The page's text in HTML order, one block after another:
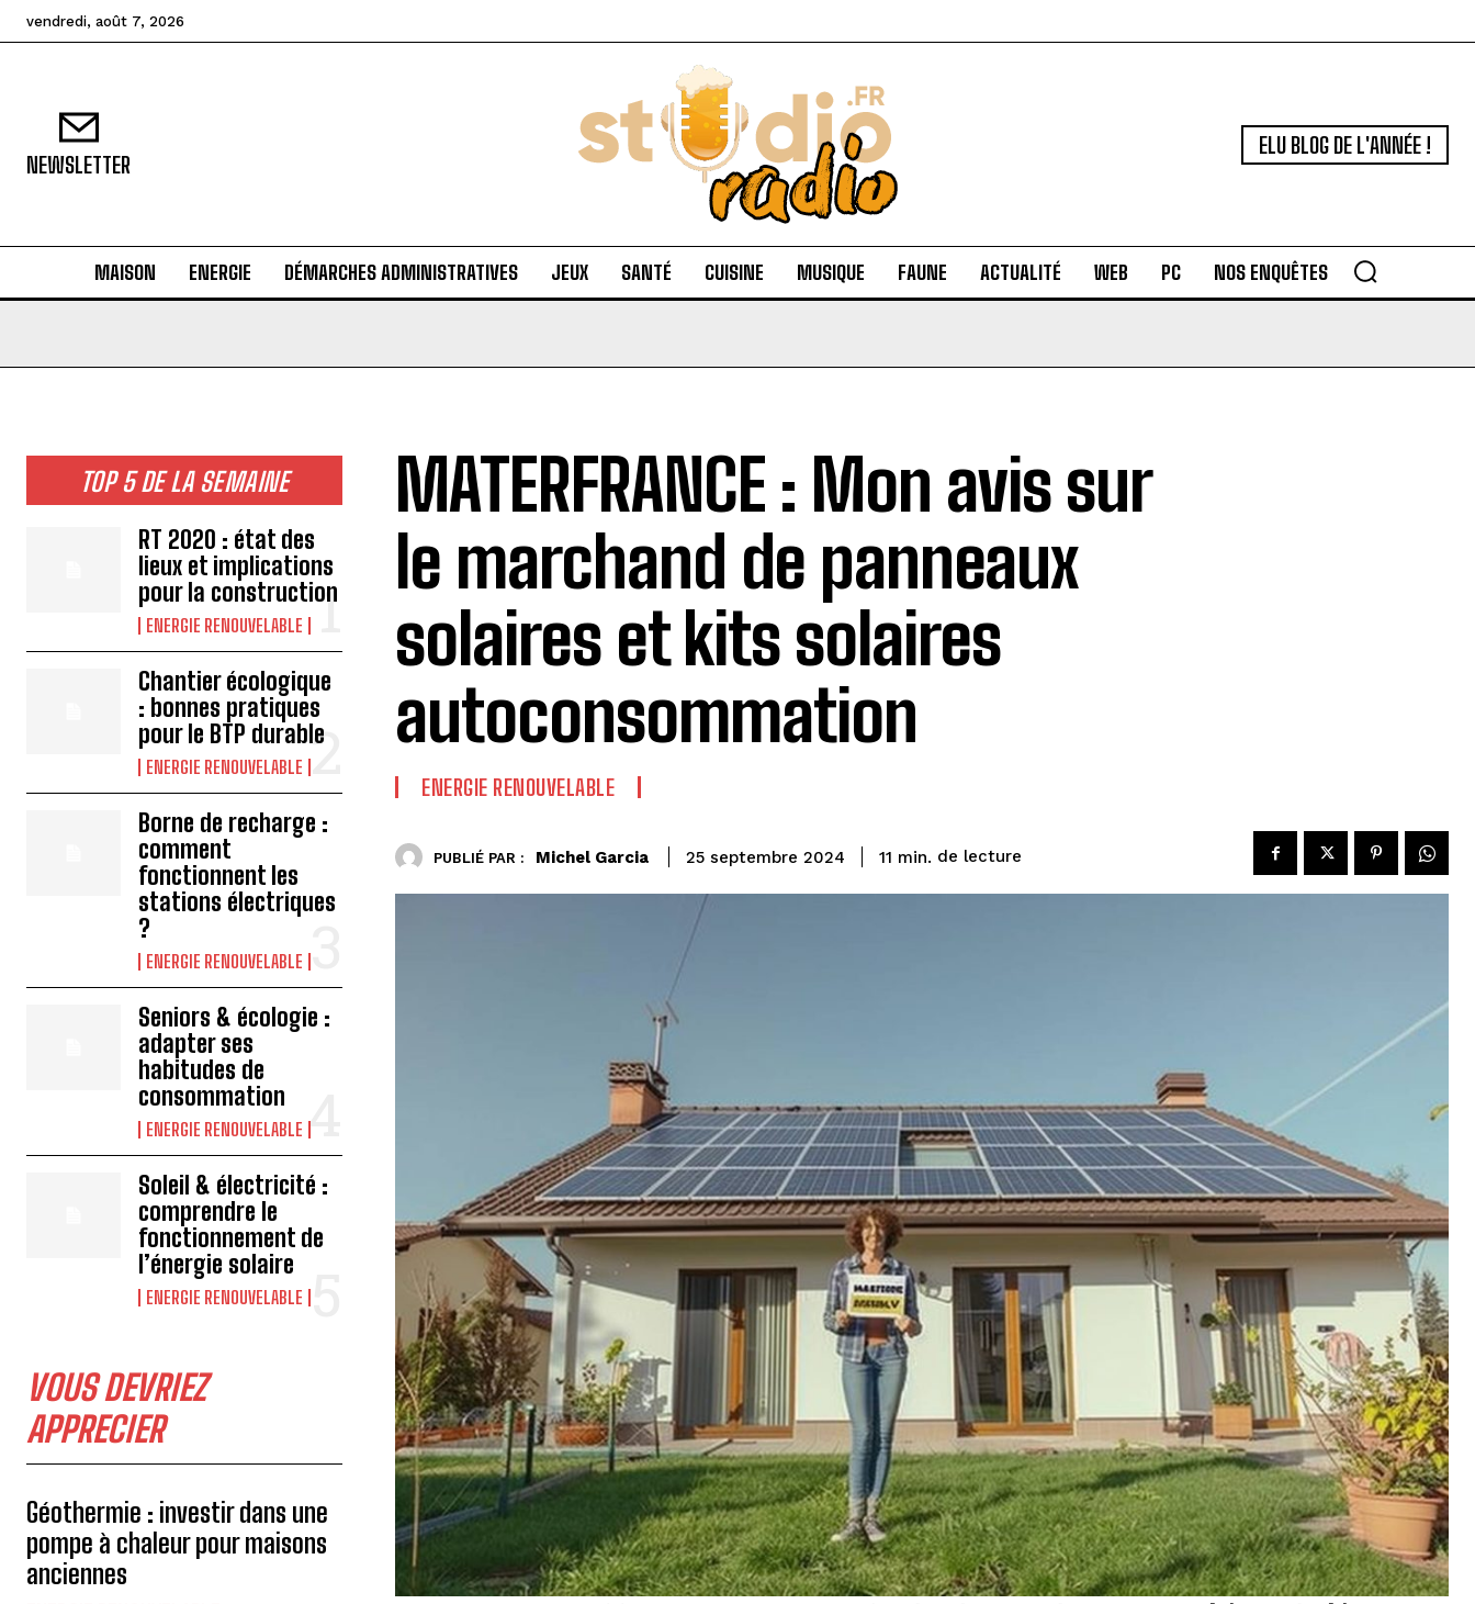
vendredi, août 7, 2026
NEWSLETTER
ELU BLOG DE L'ANNÉE !
MAISON ENERGIE DÉMARCHES ADMINISTRATIVES JEUX SANTÉ CUISINE MUSIQUE FAUNE ACTUALITÉ WEB PC NOS ENQUÊTES
TOP 5 DE LA SEMAINE
RT 2020 : état des
lieux et implications
pour la construction
ENERGIE RENOUVELABLE
Chantier écologique
: bonnes pratiques
pour le BTP durable
ENERGIE RENOUVELABLE
Borne de recharge :
comment
fonctionnent les
stations électriques
?
ENERGIE RENOUVELABLE
Seniors & écologie :
adapter ses
habitudes de
consommation
ENERGIE RENOUVELABLE
Soleil & électricité :
comprendre le
fonctionnement de
l’énergie solaire
ENERGIE RENOUVELABLE
VOUS DEVRIEZ
APPRECIER
Géothermie : investir dans une
pompe à chaleur pour maisons
anciennes
MATERFRANCE : Mon avis sur
le marchand de panneaux
solaires et kits solaires
autoconsommation
ENERGIE RENOUVELABLE
PUBLIÉ PAR : Michel Garcia 25 septembre 2024 11 min. de lecture